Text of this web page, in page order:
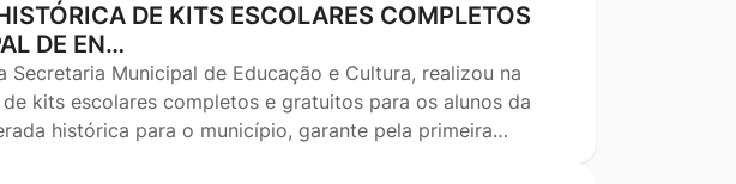
DE KITS ESCOLARES COMPLETOS
DE EN…
Municipal de Educação e Cultura, realizou na
kits escolares completos e gratuitos para os alunos da
histórica para o município, garante pela primeira…